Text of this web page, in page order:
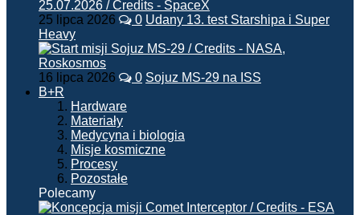
25 lipca 2026 0 Udany 13. test Starshipa i Super
Heavy
16 lipca 2026 0 Sojuz MS-29 na ISS
B+R
Hardware
Materiały
Medycyna i biologia
Misje kosmiczne
Procesy
Pozostałe
Polecamy